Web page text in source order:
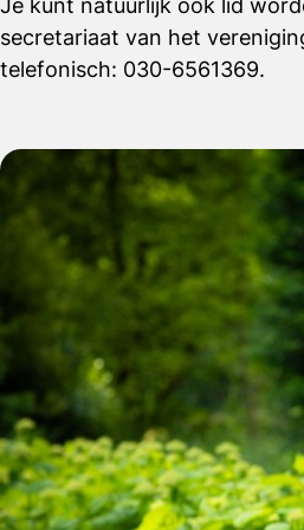
Je kunt natuurlijk ook lid
secretariaat van het
telefonisch: 030-6561369.